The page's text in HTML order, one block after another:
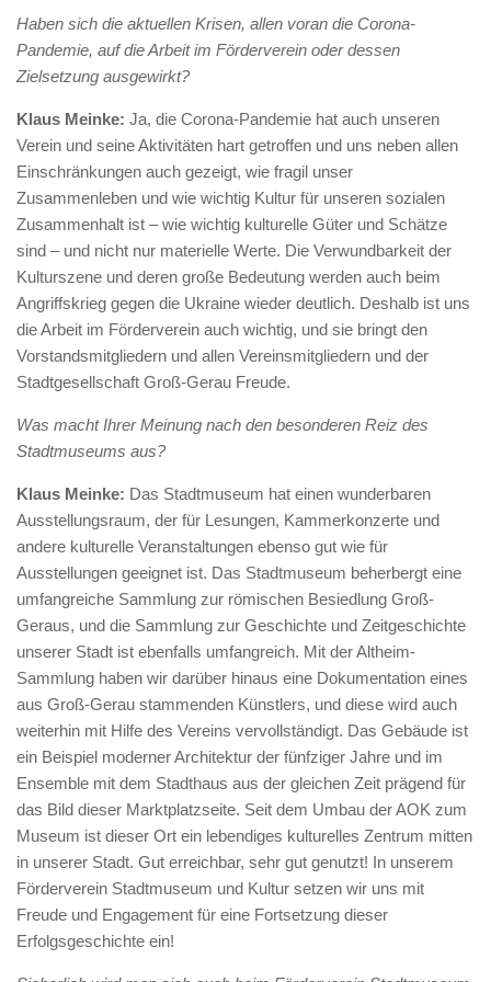
Haben sich die aktuellen Krisen, allen voran die Corona-
Pandemie, auf die Arbeit im Förderverein oder dessen
Zielsetzung ausgewirkt?
Klaus Meinke: Ja, die Corona-Pandemie hat auch unseren
Verein und seine Aktivitäten hart getroffen und uns neben allen
Einschränkungen auch gezeigt, wie fragil unser
Zusammenleben und wie wichtig Kultur für unseren sozialen
Zusammenhalt ist – wie wichtig kulturelle Güter und Schätze
sind – und nicht nur materielle Werte. Die Verwundbarkeit der
Kulturszene und deren große Bedeutung werden auch beim
Angriffskrieg gegen die Ukraine wieder deutlich. Deshalb ist uns
die Arbeit im Förderverein auch wichtig, und sie bringt den
Vorstandsmitgliedern und allen Vereinsmitgliedern und der
Stadtgesellschaft Groß-Gerau Freude.
Was macht Ihrer Meinung nach den besonderen Reiz des
Stadtmuseums aus?
Klaus Meinke: Das Stadtmuseum hat einen wunderbaren
Ausstellungsraum, der für Lesungen, Kammerkonzerte und
andere kulturelle Veranstaltungen ebenso gut wie für
Ausstellungen geeignet ist. Das Stadtmuseum beherbergt eine
umfangreiche Sammlung zur römischen Besiedlung Groß-
Geraus, und die Sammlung zur Geschichte und Zeitgeschichte
unserer Stadt ist ebenfalls umfangreich. Mit der Altheim-
Sammlung haben wir darüber hinaus eine Dokumentation eines
aus Groß-Gerau stammenden Künstlers, und diese wird auch
weiterhin mit Hilfe des Vereins vervollständigt. Das Gebäude ist
ein Beispiel moderner Architektur der fünfziger Jahre und im
Ensemble mit dem Stadthaus aus der gleichen Zeit prägend für
das Bild dieser Marktplatzseite. Seit dem Umbau der AOK zum
Museum ist dieser Ort ein lebendiges kulturelles Zentrum mitten
in unserer Stadt. Gut erreichbar, sehr gut genutzt! In unserem
Förderverein Stadtmuseum und Kultur setzen wir uns mit
Freude und Engagement für eine Fortsetzung dieser
Erfolgsgeschichte ein!